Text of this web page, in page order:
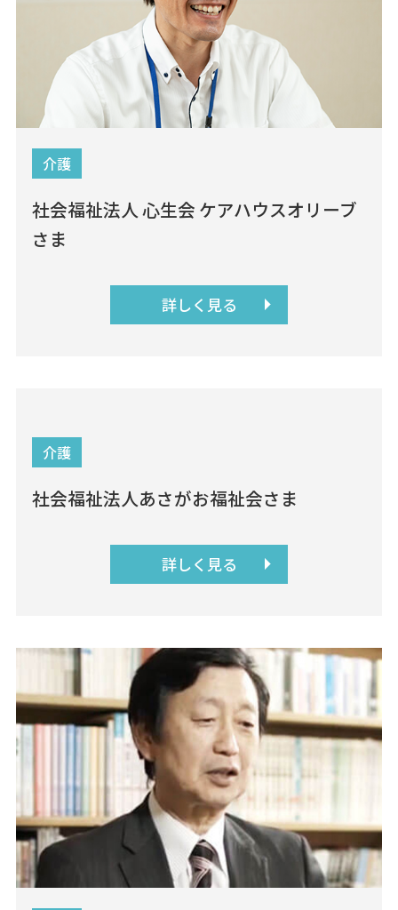
介護
社会福祉法人 心生会 ケアハウスオリーブ
さま
詳しく見る
介護
社会福祉法人あさがお福祉会さま
詳しく見る